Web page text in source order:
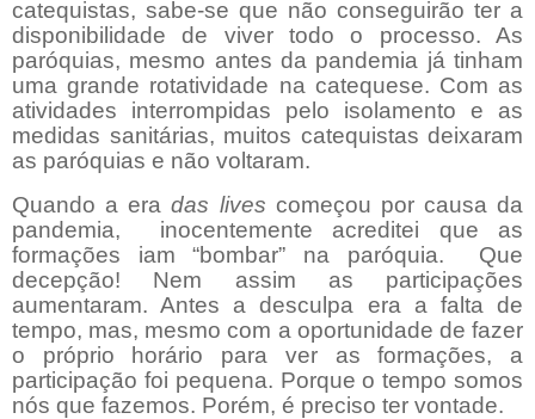
catequistas, sabe-se que não conseguirão ter a
disponibilidade de viver todo o processo. As
paróquias, mesmo antes da pandemia já tinham
uma grande rotatividade na catequese. Com as
atividades interrompidas pelo isolamento e as
medidas sanitárias, muitos catequistas deixaram
as paróquias e não voltaram.
Quando a eradas lives começou por causa da
pandemia,
inocentemente acreditei que as
formações iam “bombar” na paróquia.
Que
decepção! Nem assim as participações
aumentaram. Antes a desculpa era a falta de
tempo, mas, mesmo com a oportunidade de fazer
o próprio horário para ver as formações, a
participação foi pequena. Porque o tempo somos
nós que fazemos. Porém, é preciso ter vontade.